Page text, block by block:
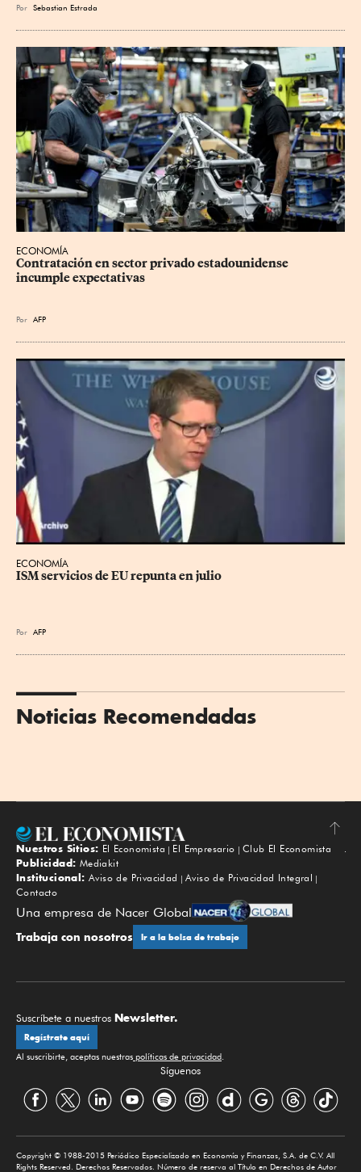
Por Sebastian Estrada
ECONOMÍA
Contratación en sector privado estadounidense
incumple expectativas
Por AFP
ECONOMÍA
ISM servicios de EU repunta en julio
Por AFP
Noticias Recomendadas
Subir
Nuestros Sitios: El Economista El Empresario
Club El Economista
Publicidad: Mediakit
Institucional: Aviso de Privacidad
Aviso de Privacidad Integral
Contacto
Una empresa de Nacer Global
Trabaja con nosotros Ir a la bolsa de trabajo
Suscríbete a nuestros Newsletter.
Regístrate aquí
Al suscribirte, aceptas nuestras políticas de privacidad.
Síguenos
Copyright © 1988-2015 Periódico Especializado en Economía y Finanzas, S.A. de C.V. All
Rights Reserved. Derechos Reservados. Número de reserva al Título en Derechos de Autor